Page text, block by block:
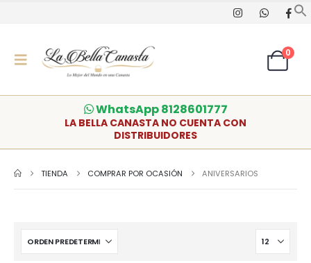
0
WhatsApp 8128601777
LA BELLA CANASTA NO CUENTA CON
DISTRIBUIDORES
TIENDA COMPRAR POR OCASIÓN ANIVERSARIOS